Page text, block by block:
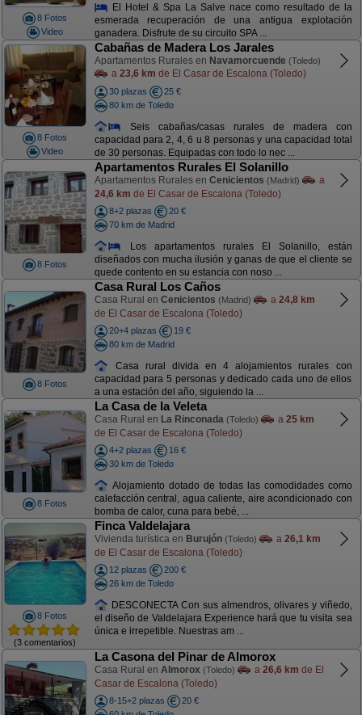
8 Fotos
Video
El Hotel & Spa La Salve nace como resultado de la
esmerada recuperación de una antigua explotación
ganadera. Disfrute de su circuito SPA ...
8 Fotos
Video
Cabañas de Madera Los Jarales
Apartamentos Rurales en Navamorcuende (Toledo)
a 23,6 km de El Casar de Escalona (Toledo)
30 plazas
25 €
80 km de Toledo
Seis cabañas/casas rurales de madera con
capacidad para 2, 4, 6 u 8 personas y una capacidad total
de 30 personas. Equipadas con todo lo nec ...
8 Fotos
Apartamentos Rurales El Solanillo
Apartamentos Rurales en Cenicientos (Madrid)
a
24,6 km de El Casar de Escalona (Toledo)
8+2 plazas
20 €
70 km de Madrid
Los apartamentos rurales El Solanillo, están
diseñados con mucha ilusión y ganas de que el cliente se
quede contento en su estancia con noso ...
8 Fotos
Casa Rural Los Caños
Casa Rural en Cenicientos (Madrid) a 24,8 km
de El Casar de Escalona (Toledo)
20+4 plazas
19 €
80 km de Madrid
Casa rural divida en 4 alojamientos rurales con
capacidad para 5 personas y dedicado cada uno de ellos
a una estación del año, siguiendo la ...
8 Fotos
La Casa de la Veleta
Casa Rural en La Rinconada (Toledo) a 25 km
de El Casar de Escalona (Toledo)
4+2 plazas
16 €
30 km de Toledo
Alojamiento dotado de todas las comodidades como
calefacción central, agua caliente, aire acondicionado con
bomba de calor, cuna para bebé, ...
8 Fotos
(3 comentarios)
Finca Valdelajara
Vivienda turística en Burujón (Toledo) a 26,1 km
de El Casar de Escalona (Toledo)
12 plazas
200 €
26 km de Toledo
DESCONECTA Con sus almendros, olivares y viñedo,
el diseño de Valdelajara Experience hará que tu visita sea
única e irrepetible. Nuestras am ...
La Casona del Pinar de Almorox
Casa Rural en Almorox (Toledo) a 26,6 km de El
Casar de Escalona (Toledo)
8-15+2 plazas
20 €